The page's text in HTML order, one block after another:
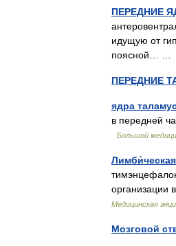
ПЕРЕДНИЕ
идущую от
поясной… …
ПЕРЕДНИЕ
ядра
в передней
Большой
организации
Медицинская
Мозговой